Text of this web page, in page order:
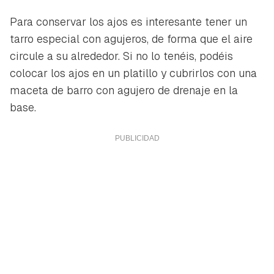
Para conservar los ajos es interesante tener un
tarro especial con agujeros, de forma que el aire
circule a su alrededor. Si no lo tenéis, podéis
colocar los ajos en un platillo y cubrirlos con una
maceta de barro con agujero de drenaje en la
base.